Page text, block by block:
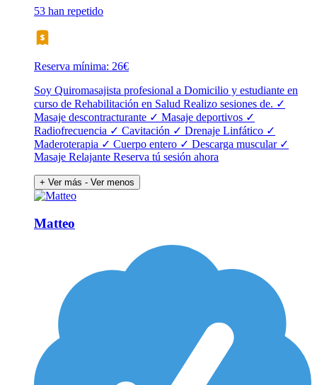
53 han repetido
Reserva mínima: 26€
Soy Quiromasajista profesional a Domicilio y estudiante en
curso de Rehabilitación en Salud Realizo sesiones de. ✓
Masaje descontracturante ✓ Masaje deportivos ✓
Radiofrecuencia ✓ Cavitación ✓ Drenaje Linfático ✓
Maderoterapia ✓ Cuerpo entero ✓ Descarga muscular ✓
Masaje Relajante Reserva tú sesión ahora
+ Ver más - Ver menos
Matteo